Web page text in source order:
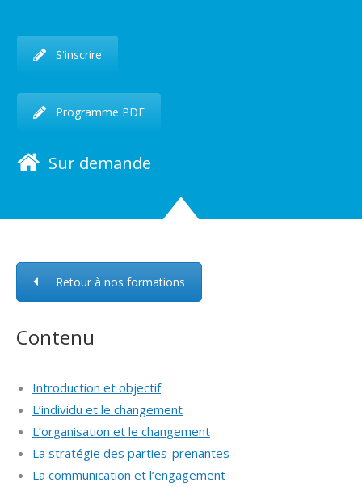
S'inscrire
Programme PDF
Sur demande
Retour à nos formations
Contenu
Introduction et objectif
L’individu et le changement
L’organisation et le changement
La stratégie des parties-prenantes
La communication et l’engagement